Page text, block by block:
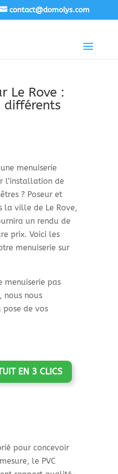
contact@domolys.com
Le Rove :
différents
menuiserie
l’installation de
? Poseur et
la ville de Le Rove,
un rendu de
prix. Voici les
menuiserie sur
menuiserie pas
nous nous
pose de vos
EN 3 CLICS
pour concevoir
le PVC